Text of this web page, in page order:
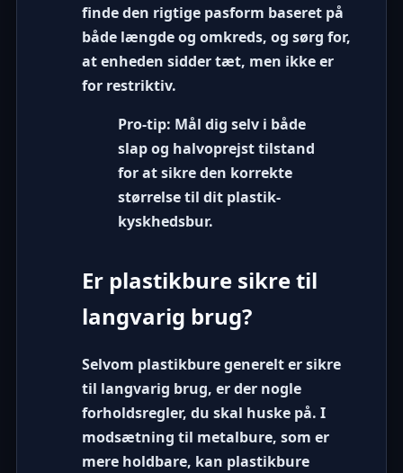
finde den rigtige pasform baseret på
både længde og omkreds, og sørg for,
at enheden sidder tæt, men ikke er
for restriktiv.
Pro-tip: Mål dig selv i både
slap og halvoprejst tilstand
for at sikre den korrekte
størrelse til dit plastik-
kyskhedsbur.
Er plastikbure sikre til
langvarig brug?
Selvom plastikbure generelt er sikre
til langvarig brug, er der nogle
forholdsregler, du skal huske på. I
modsætning til metalbure, som er
mere holdbare, kan plastikbure